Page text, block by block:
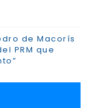
de Macorís
PRM que